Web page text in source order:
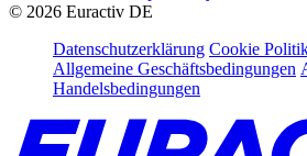
© 2026 Euractiv DE
Datenschutzerklärung Cookie
Allgemeine Geschäftsbedingungen
Handelsbedingungen